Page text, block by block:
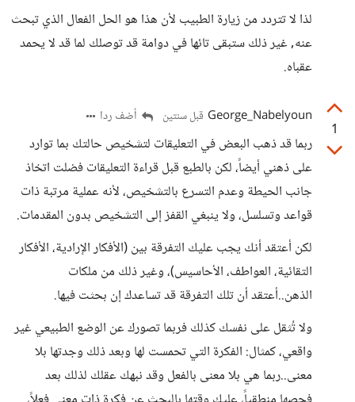
لذا لا تتردد من زيارة الطبيب لأن هذا هو الحل الفعال الذي تبحث
عنه, غير ذلك ستبقى تائها في دوامة قد توصلك لما قد لا يحمد
عقباه.
1
George_Nabelyoun قبل سنتين أضف ردا
ربما قد ذهب البعض في التعليقات لتشخيص حالتك بما توارد
على ذهني أيضاً، لكن بالطبع قبل قراءة التعليقات فضلت اتخاذ
جانب الحيطة وعدم التسرع بالتشخيص، لأنه عملية مرتبة ذات
قواعد وتسلسل، ولا ينبغي القفز إلى التشخيص بدون المقدمات.
لكن أعتقد أنك يجب عليك التفرقة بين (الأفكار الإرادية، الأفكار
التقائية، العواطف، الأحاسيس)، وغير ذلك من ملكات
الذهن..أعتقد أن تلك التفرقة قد تساعدك إن بحثت فيها.
ولا تُثقل على نفسك كذلك فربما تصورك عن الوضع الطبيعي غير
واقعي، كمثال: الفكرة التي تحمست لها وبعد ذلك وجدتها بلا
معنى..ربما هي بلا معنى بالفعل وقد نبهك عقلك لذلك بعد